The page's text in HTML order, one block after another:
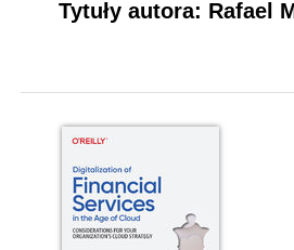
Tytuły autora: Rafael